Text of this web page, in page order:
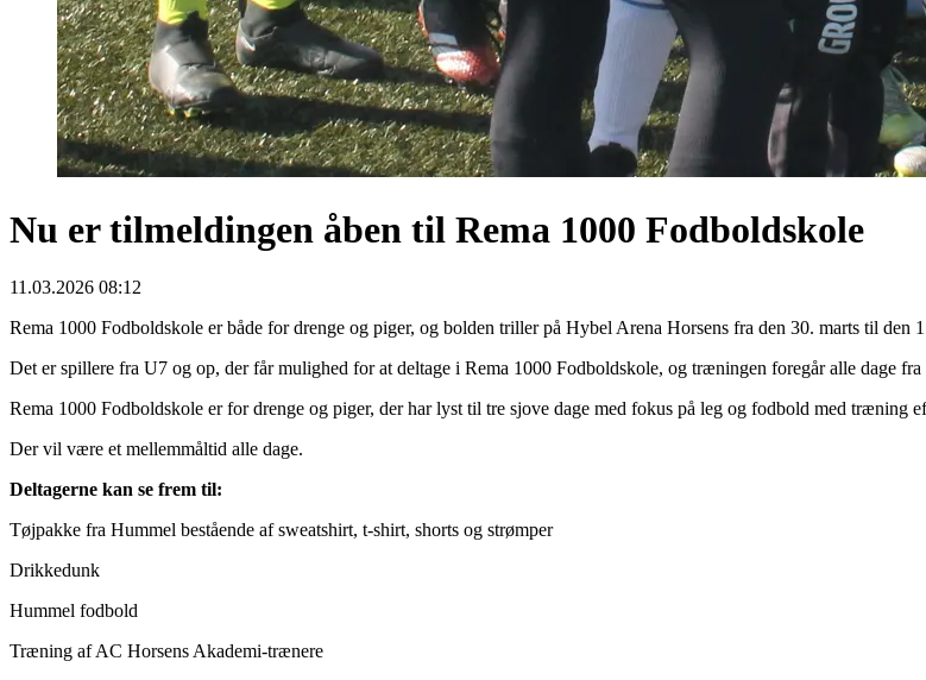
Nu er tilmeldingen åben til Rema 1000 Fodboldskole
11.03.2026 08:12
Rema 1000 Fodboldskole er både for drenge og piger, og bolden triller på Hybel Arena Horsens fra den 30. marts til den
Det er spillere fra U7 og op, der får mulighed for at deltage i Rema 1000 Fodboldskole, og træningen foregår alle dage
Rema 1000 Fodboldskole er for drenge og piger, der har lyst til tre sjove dage med fokus på leg og fodbold med træning
Der vil være et mellemmåltid alle dage.
Deltagerne kan se frem til:
Tøjpakke fra Hummel bestående af sweatshirt, t-shirt, shorts og strømper
Drikkedunk
Hummel fodbold
Træning af AC Horsens Akademi-trænere